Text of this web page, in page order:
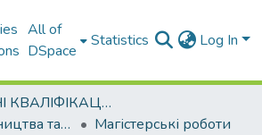
All of
DSpace
Statistics Log In
ВИПУСКНІ КВАЛІФІКАЦІЙНІ РОБОТИ
Кафедра будiвництва та експлуатацiї автомобiльних дорiг
Магістерські роботи